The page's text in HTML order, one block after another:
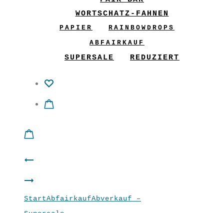
WORTSCHATZ-FAHNEN
PAPIER
RAINBOWDROPS
ABFAIRKAUF
SUPERSALE REDUZIERT
Product
navigation
Shirt
“Rosen
StartAbfairkaufAbverkauf –